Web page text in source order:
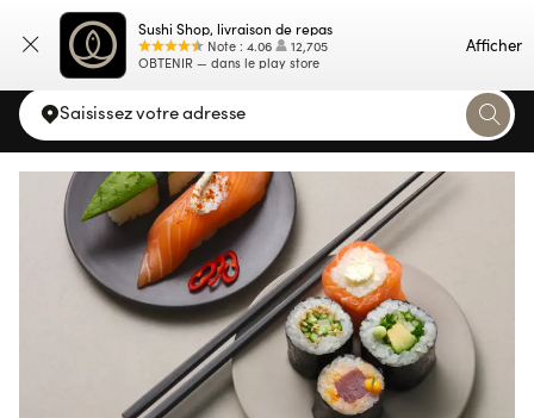
Sushi Shop, livraison de repas
Note : 4.06
12,705
OBTENIR — dans le play store
Afficher
Carte
Saisissez votre adresse